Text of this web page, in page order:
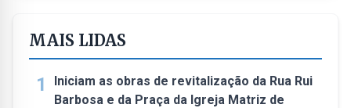
MAIS LIDAS
1
Iniciam as obras de revitalização da Rua Rui
Barbosa e da Praça da Igreja Matriz de